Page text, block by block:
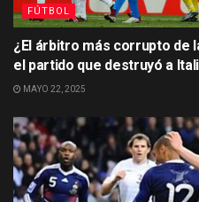
FÚTBOL
¿El árbitro más corrupto de
el partido que destruyó a
MAYO 22, 2025